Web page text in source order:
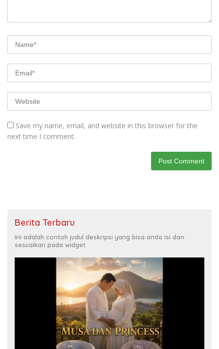
Save my name, email, and website in this browser for the
next time I comment.
Berita Terbaru
Ini adalah contoh judul deskripsi yang bisa anda isi dan
sesuaikan pada widget